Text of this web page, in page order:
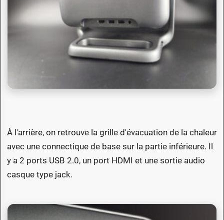
À l'arrière, on retrouve la grille d'évacuation de la chaleur
avec une connectique de base sur la partie inférieure. Il
y a 2 ports USB 2.0, un port HDMI et une sortie audio
casque type jack.